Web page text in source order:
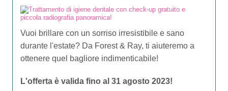
Vuoi brillare con un sorriso irresistibile e sano
durante l'estate? Da Forest & Ray, ti aiuteremo a
ottenere quel bagliore indimenticabile!
L'offerta è valida fino al 31 agosto 2023!